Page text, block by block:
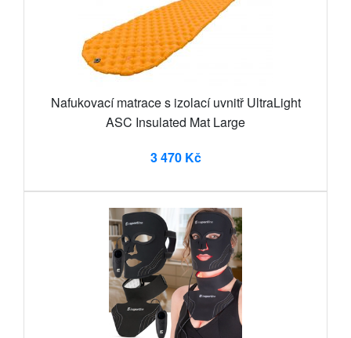
Nafukovací matrace s izolací uvnitř UltraLight
ASC Insulated Mat Large
3 470 Kč